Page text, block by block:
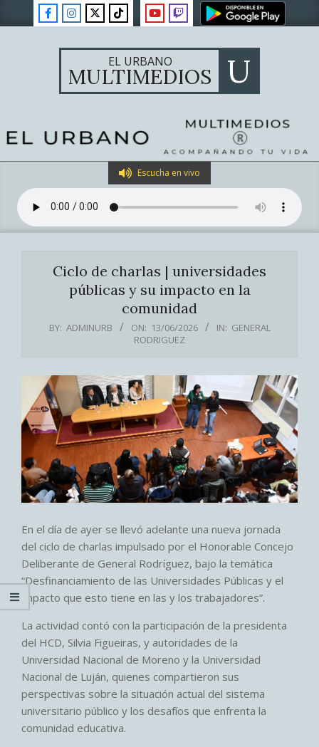
to
EL URBANO
MULTIMEDIOS U
Navigation
Menu
Escucha en vivo
Ciclo de charlas | universidades
públicas y su impacto en la
comunidad
BY: ADMINURB ON: 13/06/2026 IN: GENERAL
RODRIGUEZ
En el día de ayer se llevó adelante una nueva jornada
del ciclo de charlas impulsado por el Honorable Concejo
Deliberante de General Rodríguez, bajo la temática
“Desfinanciamiento de las Universidades Públicas y el
impacto que esto tiene en las y los trabajadores”.
La actividad contó con la participación de la presidenta
del HCD, Silvia Figueiras, y autoridades de la
Universidad Nacional de Moreno y la Universidad
Nacional de Luján, quienes compartieron sus
perspectivas sobre la situación actual del sistema
universitario público y los desafíos que enfrenta la
comunidad educativa.